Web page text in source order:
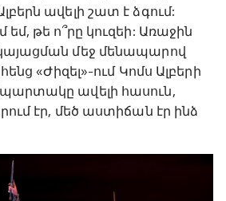
ավելի շատ է ձգում:
եմ, թե ո՞րը կուզեի: Առաջին
մեջ մենապարով
«Ժիզել»-ում Կոմս Ալբերի
ավելի հասուն,
էր, մեծ աստիճան էր ինձ